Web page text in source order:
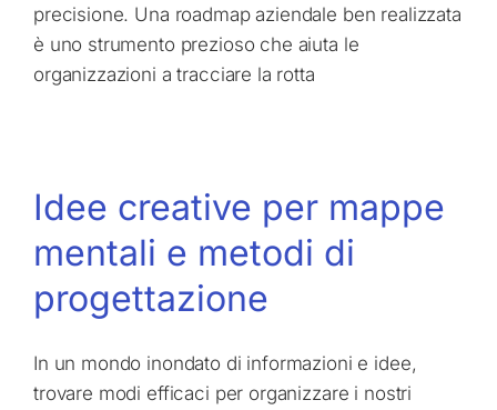
precisione. Una roadmap aziendale ben realizzata
è uno strumento prezioso che aiuta le
organizzazioni a tracciare la rotta
Idee creative per mappe
mentali e metodi di
progettazione
In un mondo inondato di informazioni e idee,
trovare modi efficaci per organizzare i nostri